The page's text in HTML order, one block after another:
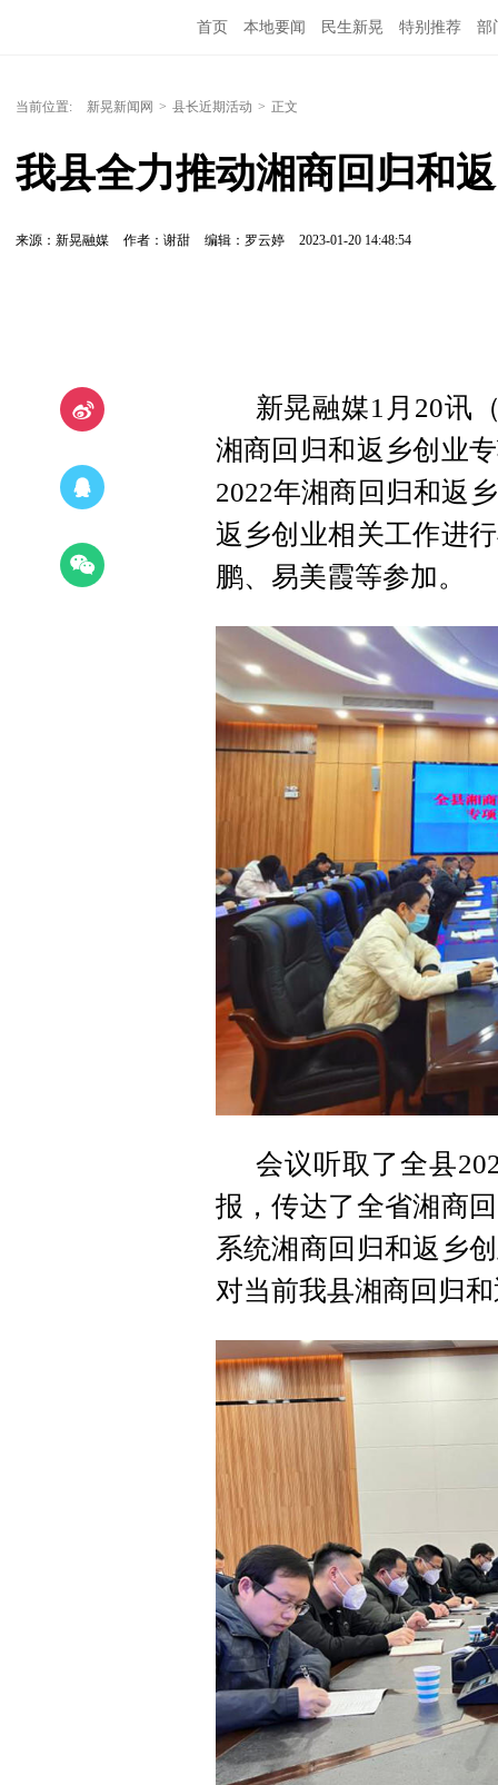
首页 本地要闻 民生新晃 特别推荐 部
当前位置: 新晃新闻网 > 县长近期活动 > 正文
我县全力推动湘商回归和
来源：新晃融媒 作者：谢甜 编辑：罗云婷 2023-01-20 14:48:54
新晃融媒1月20讯
湘商回归和返乡创业
2022年湘商回归和返
返乡创业相关工作进
鹏、易美霞等参加。
会议听取了全县
报，传达了全省湘商
系统湘商回归和返乡
对当前我县湘商回归